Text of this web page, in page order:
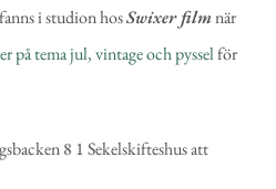
i studion hosSwixer filmnär
på tema jul, vintage och pysselför